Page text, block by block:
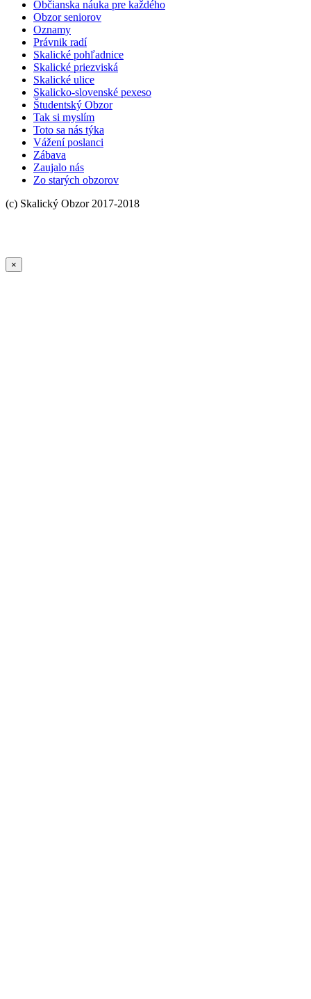
Občianska náuka pre každého
Obzor seniorov
Oznamy
Právnik radí
Skalické pohľadnice
Skalické priezviská
Skalické ulice
Skalicko-slovenské pexeso
Študentský Obzor
Tak si myslím
Toto sa nás týka
Vážení poslanci
Zábava
Zaujalo nás
Zo starých obzorov
×